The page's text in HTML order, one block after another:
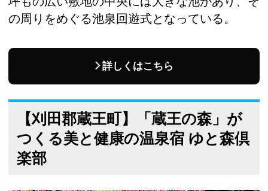
の周りをめぐる池泉回遊式となっている。
詳しくはこちら
【刈田郡蔵王町】「蔵王の森」が
つくる美と健康の温泉宿 ゆと森倶
楽部